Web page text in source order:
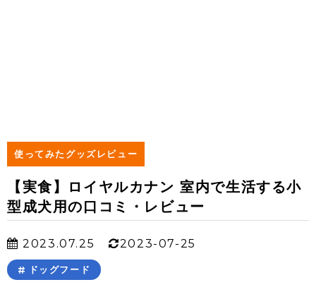
使ってみたグッズレビュー
【実食】ロイヤルカナン 室内で生活する小
型成犬用の口コミ・レビュー
2023.07.25 2023-07-25
ドッグフード